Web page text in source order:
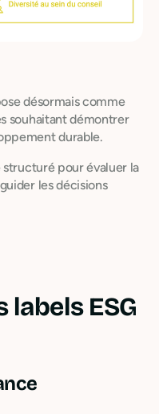
désormais comme
souhaitant démontrer
durable.
pour évaluer la
les décisions
ESG